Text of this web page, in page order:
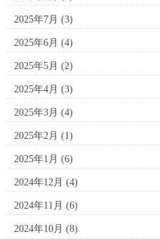
2025年7月 (3)
2025年6月 (4)
2025年5月 (2)
2025年4月 (3)
2025年3月 (4)
2025年2月 (1)
2025年1月 (6)
2024年12月 (4)
2024年11月 (6)
2024年10月 (8)